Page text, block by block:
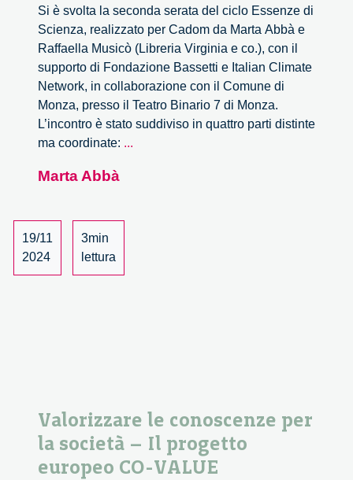
Si è svolta la seconda serata del ciclo Essenze di
Scienza, realizzato per Cadom da Marta Abbà e
Raffaella Musicò (Libreria Virginia e co.), con il
supporto di Fondazione Bassetti e Italian Climate
Network, in collaborazione con il Comune di
Monza, presso il Teatro Binario 7 di Monza.
L’incontro è stato suddiviso in quattro parti distinte
ma coordinate: ...
Marta Abbà
19/11
2024
3min
lettura
Valorizzare le conoscenze per
la società – Il progetto
europeo CO-VALUE